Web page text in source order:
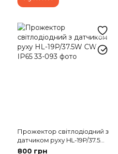
Прожектор світлодіодний з
датчиком руху HL-19P/37.5W
CW IP65
800 грн